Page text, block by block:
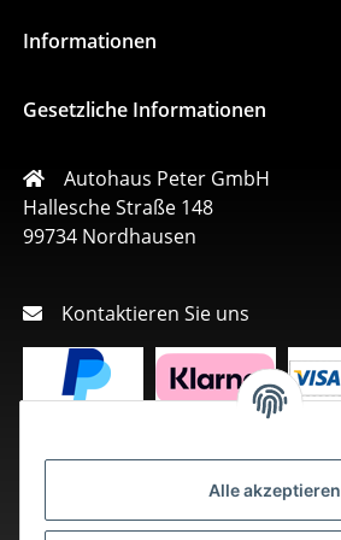
Alle akzeptieren
Informationen
Gesetzliche Informationen
Autohaus Peter GmbH
Hallesche Straße 148
99734 Nordhausen
Kontaktieren Sie uns